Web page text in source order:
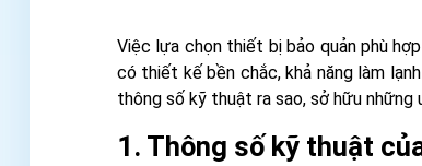
Việc lựa chọn thiết bị bảo quản phù
có thiết kế bền chắc, khả năng làm
thông số kỹ thuật ra sao, sở hữu
1. Thông số kỹ thuật